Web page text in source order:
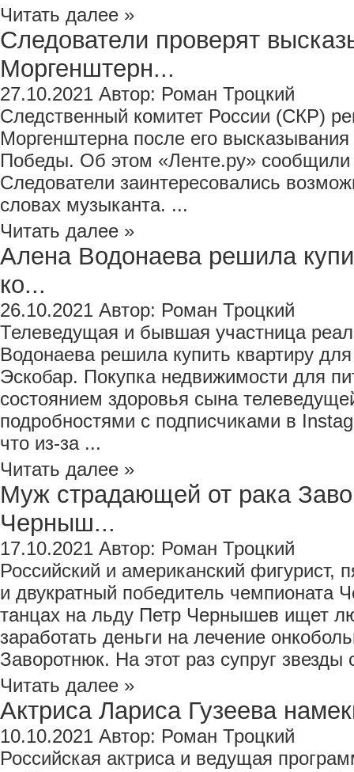
Читать далее »
Следователи проверят
Моргенштерн...
27.10.2021 Автор: Роман Троцкий
Следственный комитет России (СКР)
Моргенштерна после его
Победы. Об этом «Ленте.ру» сообщили
Следователи заинтересовались
словах музыканта. ...
Читать далее »
Алена Водонаева решила
ко...
26.10.2021 Автор: Роман Троцкий
Телеведущая и бывшая участница
Водонаева решила купить квартиру для
Эскобар. Покупка недвижимости для
состоянием здоровья сына
подробностями с подписчиками в
что из-за ...
Читать далее »
Муж страдающей от рака
Черныш...
17.10.2021 Автор: Роман Троцкий
Российский и американский
и двукратный победитель чемпионата
танцах на льду Петр Чернышев ищет
заработать деньги на лечение
Заворотнюк. На этот раз супруг
Читать далее »
Актриса Лариса Гузеева
10.10.2021 Автор: Роман Троцкий
Российская актриса и ведущая